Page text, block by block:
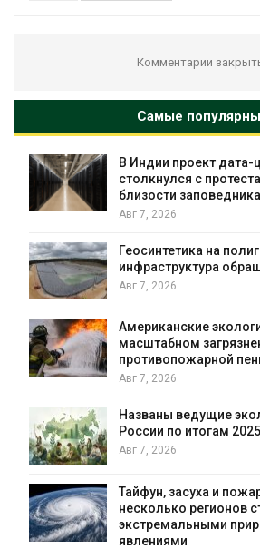
Комментарии
Самые
В Индии проект дата-
столкнулся с
близости заповедника
Авг 7, 2026
Геосинтетика на
инфраструктура
Авг 7, 2026
Американские
масштабном
противопожарной
Авг 7, 2026
Названы ведущие
России по итогам
Авг 7, 2026
Тайфун, засуха и
несколько регионов
экстремальными
явлениями